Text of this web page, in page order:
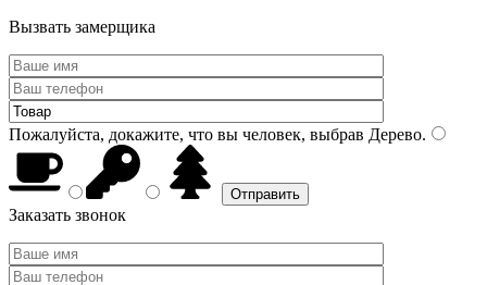
Вызвать замерщика
Пожалуйста, докажите, что вы человек, выбрав Дерево.
Заказать звонок